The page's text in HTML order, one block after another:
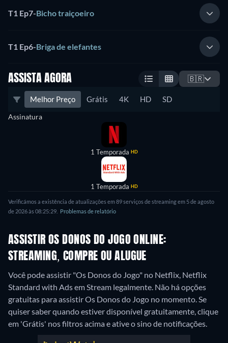
T1 Ep7-Bicho traiçoeiro
T1 Ep6-Briga de elefantes
ASSISTA AGORA 🇧🇷
Melhor Preço Grátis 4K HD SD
Assinatura
1 Temporada HD
1 Temporada HD
Verificámos a existência de atualizações em 89 serviços de streaming em 5 de agosto
de 2026 às 08:25:29.
Problemas de relatório
ASSISTIR OS DONOS DO JOGO ONLINE:
STREAMING, COMPRE OU ALUGUE
Você pode assistir "Os Donos do Jogo" no Netflix, Netflix
Standard with Ads em Stream legalmente. Não há opções
gratuitas para assistir Os Donos do Jogo no momento. Se
quiser saber quando estiver disponível gratuitamente, clique
em 'Grátis' nos filtros acima e ative o sino de notificações.